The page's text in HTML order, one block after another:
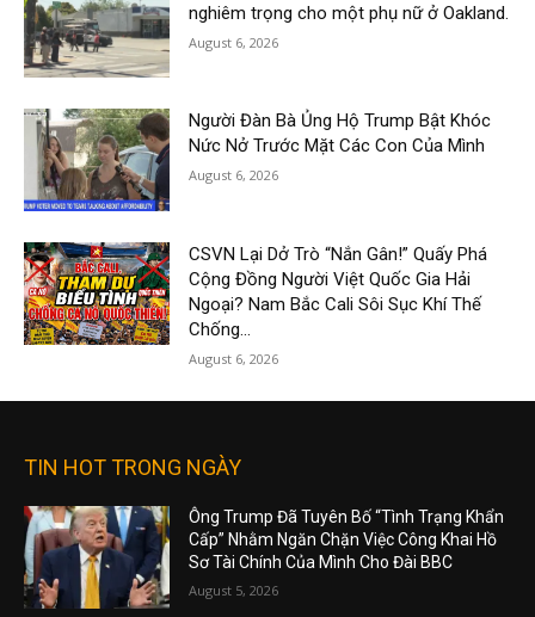
nghiêm trọng cho một phụ nữ ở Oakland.
August 6, 2026
Người Đàn Bà Ủng Hộ Trump Bật Khóc
Nức Nở Trước Mặt Các Con Của Mình
August 6, 2026
CSVN Lại Dở Trò “Nắn Gân!” Quấy Phá
Cộng Đồng Người Việt Quốc Gia Hải
Ngoại? Nam Bắc Cali Sôi Sục Khí Thế
Chống...
August 6, 2026
TIN HOT TRONG NGÀY
Ông Trump Đã Tuyên Bố “Tình Trạng Khẩn
Cấp” Nhằm Ngăn Chặn Việc Công Khai Hồ
Sơ Tài Chính Của Mình Cho Đài BBC
August 5, 2026